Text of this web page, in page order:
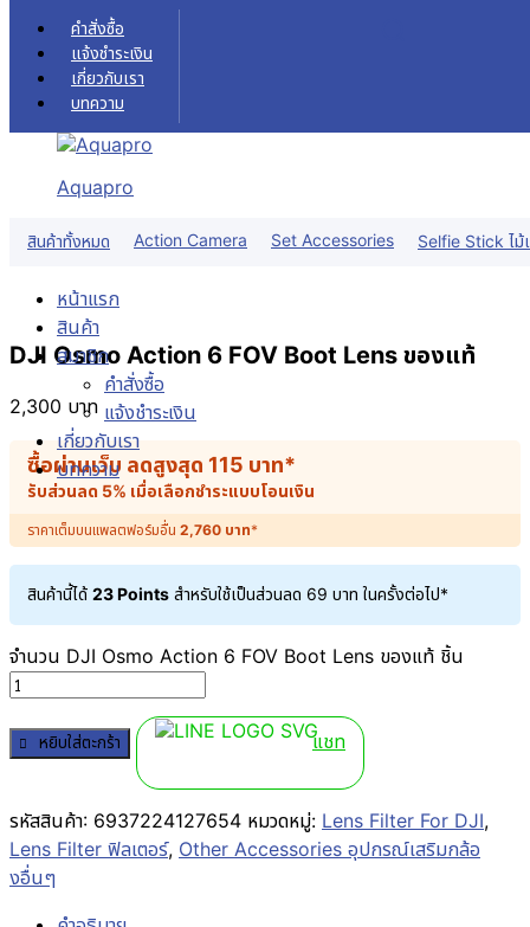
Skip to content
คำสั่งซื้อ
แจ้งชำระเงิน
เกี่ยวกับเรา
บทความ
Aquapro
สินค้าทั้งหมด Action Camera Set Accessories Selfie Stick ไม้
หน้าแรก
สินค้า
สมาชิก
คำสั่งซื้อ
แจ้งชำระเงิน
เกี่ยวกับเรา
บทความ
DJI Osmo Action 6 FOV Boot Lens ของแท้
2,300 บาท
ซื้อผ่านเว็บ ลดสูงสุด 115 บาท*
รับส่วนลด 5% เมื่อเลือกชำระแบบโอนเงิน
ราคาเต็มบนแพลตฟอร์มอื่น 2,760 บาท*
สินค้านี้ได้ 23 Points สำหรับใช้เป็นส่วนลด 69 บาท ในครั้งต่อไป*
จำนวน DJI Osmo Action 6 FOV Boot Lens ของแท้ ชิ้น
หยิบใส่ตะกร้า แชท
รหัสสินค้า: 6937224127654 หมวดหมู่: Lens Filter For DJI,
Lens Filter ฟิลเตอร์, Other Accessories อุปกรณ์เสริมกล้อ
งอื่นๆ